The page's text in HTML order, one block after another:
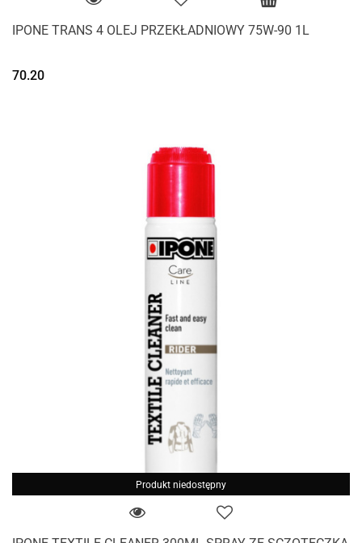
IPONE TRANS 4 OLEJ PRZEKŁADNIOWY 75W-90 1L
70.20
Produkt niedostępny